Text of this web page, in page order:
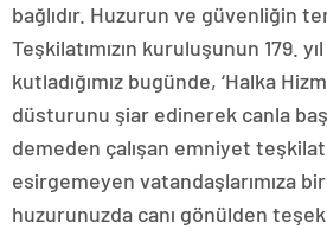
bağlıdır. Huzurun ve güvenliğin
Teşkilatımızın kuruluşunun 179.
kutladığımız bugünde, ‘Halka
düsturunu şiar edinerek canla
demeden çalışan emniyet
esirgemeyen vatandaşlarımıza
huzurunuzda canı gönülden